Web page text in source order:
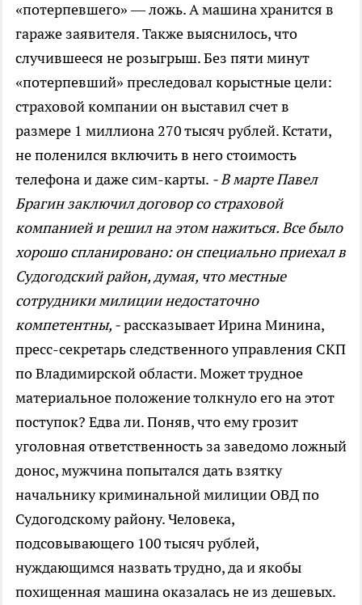
«потерпевшего» — ложь. А машина хранится в
гараже заявителя. Также выяснилось, что
случившееся не розыгрыш. Без пяти минут
«потерпевший» преследовал корыстные цели:
страховой компании он выставил счет в
размере 1 миллиона 270 тысяч рублей. Кстати,
не поленился включить в него стоимость
телефона и даже сим-карты. - В марте Павел
Брагин заключил договор со страховой
компанией и решил на этом нажиться. Все было
хорошо спланировано: он специально приехал в
Судогодский район, думая, что местные
сотрудники милиции недостаточно
компетентны, -рассказывает Ирина Минина,
пресс-секретарь следственного управления СКП
по Владимирской области. Может трудное
материальное положение толкнуло его на этот
поступок? Едва ли. Поняв, что ему грозит
уголовная ответственность за заведомо ложный
донос, мужчина попытался дать взятку
начальнику криминальной милиции ОВД по
Судогодскому району. Человека,
подсовывающего 100 тысяч рублей,
нуждающимся назвать трудно, да и якобы
похищенная машина оказалась не из дешевых.